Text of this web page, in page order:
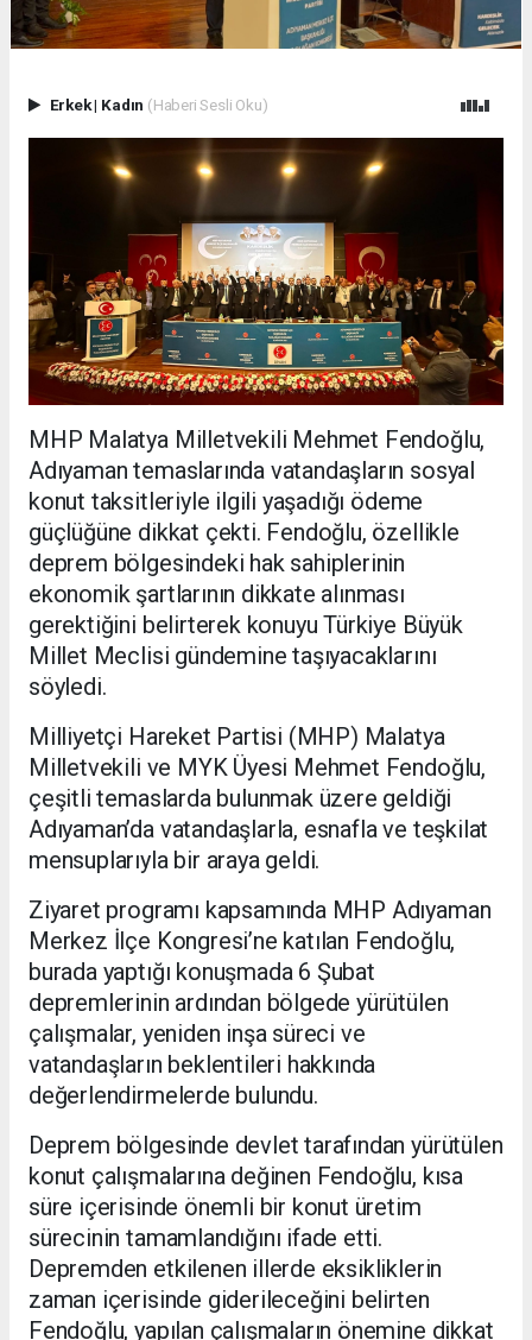
Erkek| Kadın (Haberi Sesli Oku)
MHP Malatya Milletvekili Mehmet Fendoğlu,
Adıyaman temaslarında vatandaşların sosyal
konut taksitleriyle ilgili yaşadığı ödeme
güçlüğüne dikkat çekti. Fendoğlu, özellikle
deprem bölgesindeki hak sahiplerinin
ekonomik şartlarının dikkate alınması
gerektiğini belirterek konuyu Türkiye Büyük
Millet Meclisi gündemine taşıyacaklarını
söyledi.
Milliyetçi Hareket Partisi (MHP) Malatya
Milletvekili ve MYK Üyesi Mehmet Fendoğlu,
çeşitli temaslarda bulunmak üzere geldiği
Adıyaman’da vatandaşlarla, esnafla ve teşkilat
mensuplarıyla bir araya geldi.
Ziyaret programı kapsamında MHP Adıyaman
Merkez İlçe Kongresi’ne katılan Fendoğlu,
burada yaptığı konuşmada 6 Şubat
depremlerinin ardından bölgede yürütülen
çalışmalar, yeniden inşa süreci ve
vatandaşların beklentileri hakkında
değerlendirmelerde bulundu.
Deprem bölgesinde devlet tarafından yürütülen
konut çalışmalarına değinen Fendoğlu, kısa
süre içerisinde önemli bir konut üretim
sürecinin tamamlandığını ifade etti.
Depremden etkilenen illerde eksikliklerin
zaman içerisinde giderileceğini belirten
Fendoğlu, yapılan çalışmaların önemine dikkat